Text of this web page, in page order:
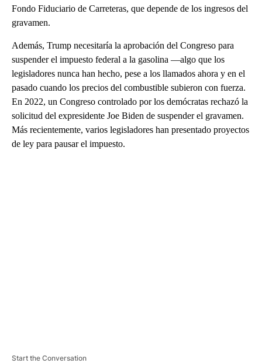
Fondo Fiduciario de Carreteras, que depende de los ingresos del
gravamen.
Además, Trump necesitaría la aprobación del Congreso para
suspender el impuesto federal a la gasolina —algo que los
legisladores nunca han hecho, pese a los llamados ahora y en el
pasado cuando los precios del combustible subieron con fuerza.
En 2022, un Congreso controlado por los demócratas rechazó la
solicitud del expresidente Joe Biden de suspender el gravamen.
Más recientemente, varios legisladores han presentado proyectos
de ley para pausar el impuesto.
Start the Conversation